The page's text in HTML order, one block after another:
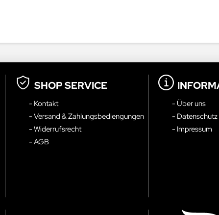
SHOP SERVICE
- Kontakt
- Versand & Zahlungsbediengungen
- Widerrufsrecht
- AGB
- Über uns
- Datenschutz
- Impressum